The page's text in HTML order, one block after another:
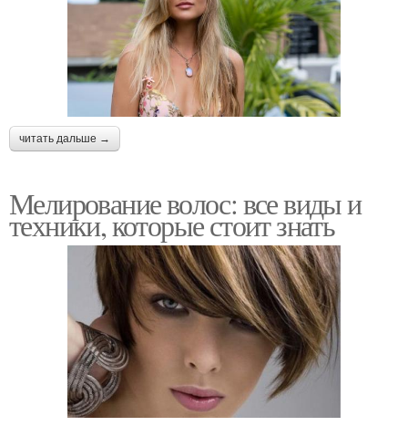
читать дальше →
Мелирование волос: все виды и
техники, которые стоит знать